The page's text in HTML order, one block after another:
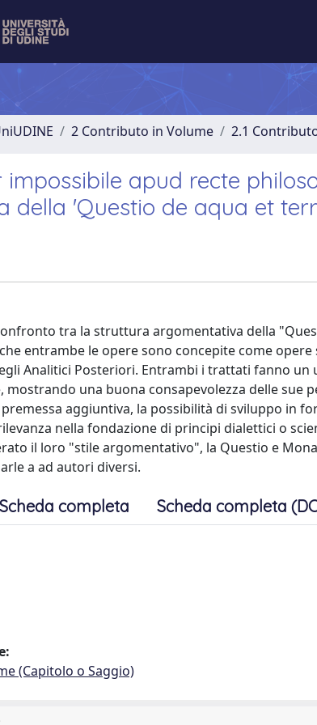
2 Contributo in Volume 2.1
impossibile apud recte
della 'Questio de aqua et
tra la struttura argomentativa della
entrambe le opere sono concepite come
Analitici Posteriori. Entrambi i trattati fanno un
una buona consapevolezza delle sue
aggiuntiva, la possibilità di sviluppo in
nella fondazione di principi dialettici o
il loro "stile argomentativo", la Questio e
a ad autori diversi.
Scheda completa Scheda completa
(Capitolo o Saggio)